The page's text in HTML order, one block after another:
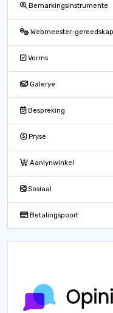
Bemarkingsinstrumente
Webmeester-gereedskap
Vorms
Galerye
Bespreking
Pryse
Aanlynwinkel
Sosiaal
Betalingspoort